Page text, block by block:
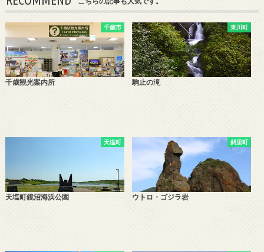
千歳市
千歳観光案内所
東川町
駒止の滝
天塩町
天塩町鏡沼海浜公園
斜里町
ウトロ・ゴジラ岩